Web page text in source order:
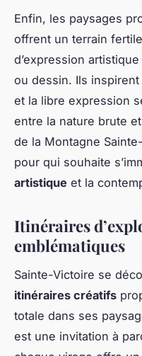
Enfin, les paysages
offrent un terrain
d’expression
ou dessin. Ils
et la libre expression
entre la nature brute
de la Montagne
pour qui souhaite
artistique et la
Itinéraires
emblématiques
Sainte-Victoire se
itinéraires créatifs
totale dans ses
est une invitation à